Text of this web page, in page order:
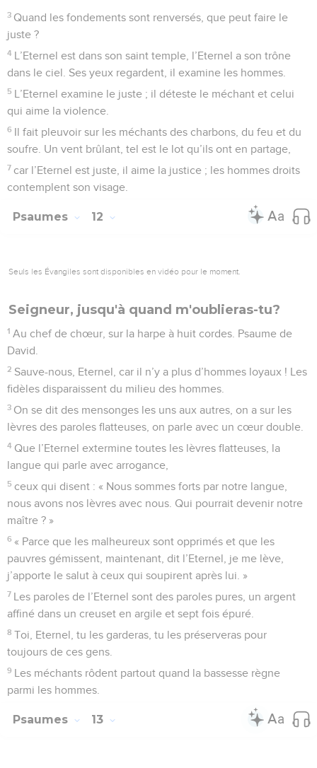
3 Quand les fondements sont renversés, que peut faire le
juste ?
4 L’Eternel est dans son saint temple, l’Eternel a son trône
dans le ciel. Ses yeux regardent, il examine les hommes.
5 L’Eternel examine le juste ; il déteste le méchant et celui
qui aime la violence.
6 Il fait pleuvoir sur les méchants des charbons, du feu et du
soufre. Un vent brûlant, tel est le lot qu’ils ont en partage,
7 car l’Eternel est juste, il aime la justice ; les hommes droits
contemplent son visage.
Psaumes 12
Seuls les Évangiles sont disponibles en vidéo pour le moment.
Seigneur, jusqu'à quand m'oublieras-tu?
1 Au chef de chœur, sur la harpe à huit cordes. Psaume de
David.
2 Sauve-nous, Eternel, car il n’y a plus d’hommes loyaux ! Les
fidèles disparaissent du milieu des hommes.
3 On se dit des mensonges les uns aux autres, on a sur les
lèvres des paroles flatteuses, on parle avec un cœur double.
4 Que l’Eternel extermine toutes les lèvres flatteuses, la
langue qui parle avec arrogance,
5 ceux qui disent : « Nous sommes forts par notre langue,
nous avons nos lèvres avec nous. Qui pourrait devenir notre
maître ? »
6 « Parce que les malheureux sont opprimés et que les
pauvres gémissent, maintenant, dit l’Eternel, je me lève,
j’apporte le salut à ceux qui soupirent après lui. »
7 Les paroles de l’Eternel sont des paroles pures, un argent
affiné dans un creuset en argile et sept fois épuré.
8 Toi, Eternel, tu les garderas, tu les préserveras pour
toujours de ces gens.
9 Les méchants rôdent partout quand la bassesse règne
parmi les hommes.
Psaumes 13